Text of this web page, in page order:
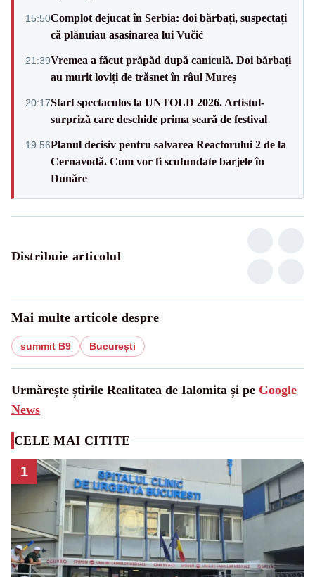
15:50Complot dejucat în Serbia: doi bărbați, suspectați
că plănuiau asasinarea lui Vučić
21:39Vremea a făcut prăpăd după caniculă. Doi bărbați
au murit loviți de trăsnet în râul Mureș
20:17Start spectaculos la UNTOLD 2026. Artistul-
surpriză care deschide prima seară de festival
19:56Planul decisiv pentru salvarea Reactorului 2 de la
Cernavodă. Cum vor fi scufundate barjele în
Dunăre
Distribuie articolul
Mai multe articole despre
summit B9 București
Urmărește știrile Realitatea de Ialomita și pe Google
News
CELE MAI CITITE
1